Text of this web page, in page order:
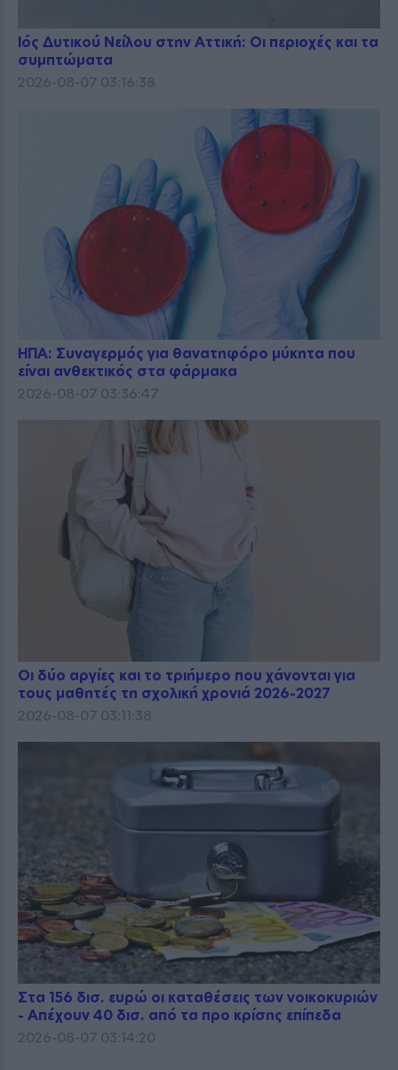
Ιός Δυτικού Νείλου στην Αττική: Οι περιοχές και τα
συμπτώματα
2026-08-07 03:16:38
ΗΠΑ: Συναγερμός για θανατηφόρο μύκητα που
είναι ανθεκτικός στα φάρμακα
2026-08-07 03:36:47
Οι δύο αργίες και το τριήμερο που χάνονται για
τους μαθητές τη σχολική χρονιά 2026-2027
2026-08-07 03:11:38
Στα 156 δισ. ευρώ οι καταθέσεις των νοικοκυριών
- Απέχουν 40 δισ. από τα προ κρίσης επίπεδα
2026-08-07 03:14:20